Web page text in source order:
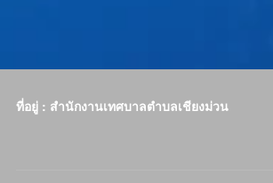
ที่อยู่ : สำนักงานเทศบาลตำบลเชียงม่วน